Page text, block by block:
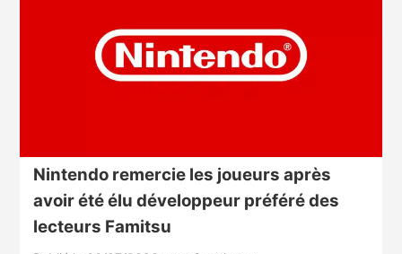
Nintendo remercie les joueurs après
avoir été élu développeur préféré des
lecteurs Famitsu